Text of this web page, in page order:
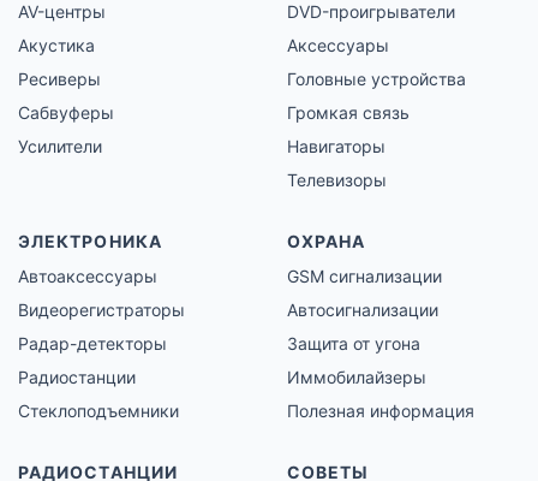
AV-центры
Акустика
Ресиверы
Сабвуферы
Усилители
DVD-проигрыватели
Аксессуары
Головные устройства
Громкая связь
Навигаторы
Телевизоры
ЭЛЕКТРОНИКА
Автоаксессуары
Видеорегистраторы
Радар-детекторы
Радиостанции
Стеклоподъемники
ОХРАНА
GSM сигнализации
Автосигнализации
Защита от угона
Иммобилайзеры
Полезная информация
РАДИОСТАНЦИИ
СОВЕТЫ